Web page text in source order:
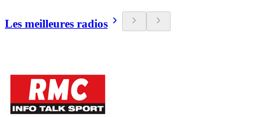
Les meilleures radios